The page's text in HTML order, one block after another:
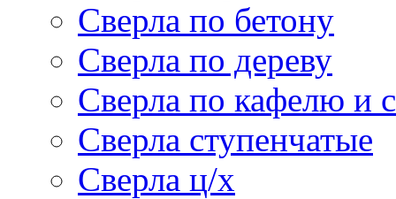
Сверла по бетону
Сверла по дереву
Сверла по кафелю и
Сверла ступенчатые
Сверла ц/х